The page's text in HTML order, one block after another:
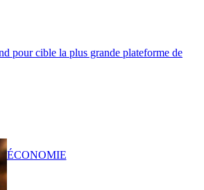
pour cible la plus grande plateforme de
ÉCONOMIE